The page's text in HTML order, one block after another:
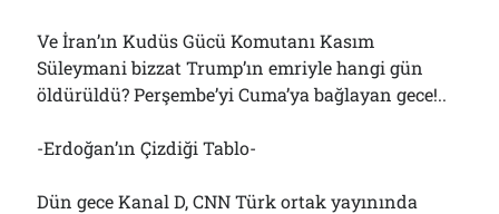
Ve İran’ın Kudüs Gücü Komutanı Kasım
Süleymani bizzat Trump’ın emriyle hangi gün
öldürüldü? Perşembe’yi Cuma’ya bağlayan gece!..
-Erdoğan’ın Çizdiği Tablo-
Dün gece Kanal D, CNN Türk ortak yayınında